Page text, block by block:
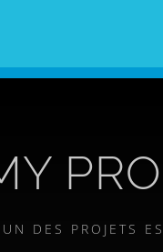
DES PROJETS